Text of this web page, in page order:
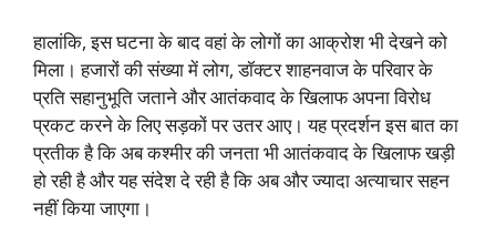
हालांकि, इस घटना के बाद वहां के लोगों का आक्रोश भी देखने को
मिला। हजारों की संख्या में लोग, डॉक्टर शाहनवाज के परिवार के
प्रति सहानुभूति जताने और आतंकवाद के खिलाफ अपना विरोध
प्रकट करने के लिए सड़कों पर उतर आए। यह प्रदर्शन इस बात का
प्रतीक है कि अब कश्मीर की जनता भी आतंकवाद के खिलाफ खड़ी
हो रही है और यह संदेश दे रही है कि अब और ज्यादा अत्याचार सहन
नहीं किया जाएगा।